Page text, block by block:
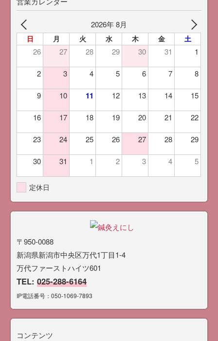
2026年 8月
日 月 火 水 木 金 土
26 27 28 29 30 31 1
2 3 4 5 6 7 8
9 10 11 12 13 14 15
16 17 18 19 20 21 22
23 24 25 26 27 28 29
30 31 1 2 3 4 5
定休日
〒950-0088
新潟県新潟市中央区万代1丁目1-4
万代ファーストハイツ601
TEL:025-288-6164
IP電話番号：050-1069-7893
コンテンツ